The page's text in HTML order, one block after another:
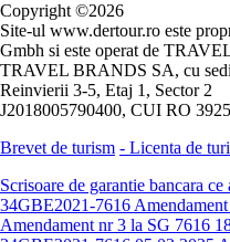
Copyright ©2026
Site-ul www.dertour.ro este
Gmbh si este operat de
TRAVEL BRANDS SA, cu
Reinvierii 3-5, Etaj 1, Sector 2
J2018005790400, CUI RO
Brevet de turism - Licenta de
Scrisoare de garantie bancara
34GBE2021-7616
Amendament nr 3 la SG 7616